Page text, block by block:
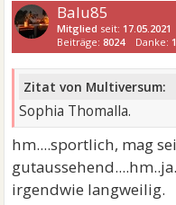
Balu85
Mitglied seit: 17.05.2021
Beiträge:8024 Danke:
Zitat von Multiversum:
Sophia Thomalla.
hm....sportlich, mag
irgendwie langweilig.